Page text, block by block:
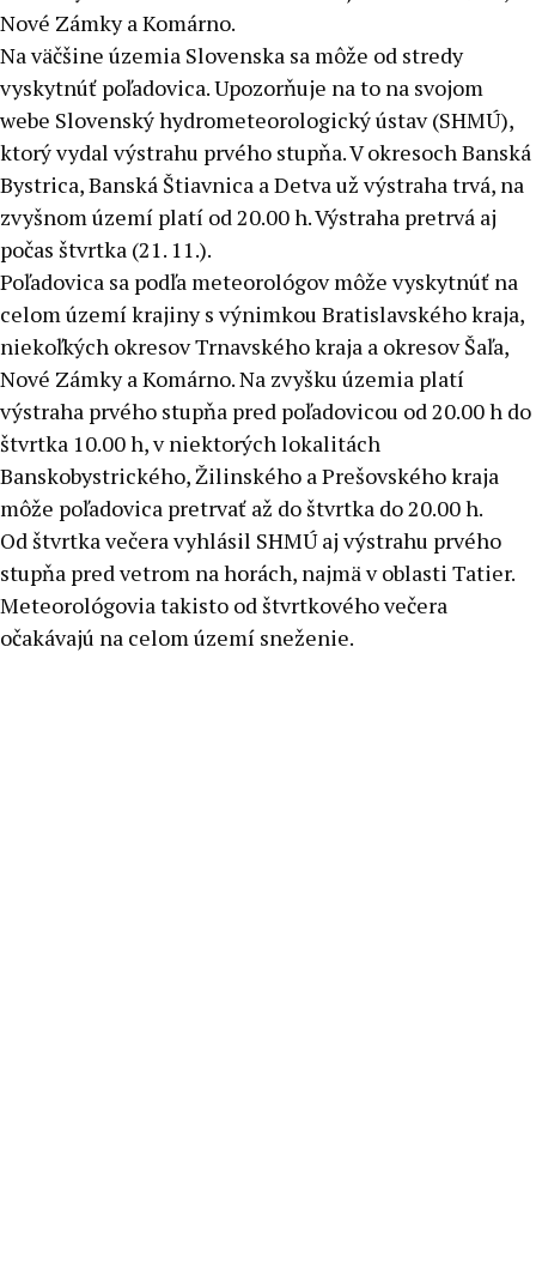
Nové Zámky a Komárno.
Na väčšine územia Slovenska sa môže od stredy
vyskytnúť poľadovica. Upozorňuje na to na svojom
webe Slovenský hydrometeorologický ústav (SHMÚ),
ktorý vydal výstrahu prvého stupňa. V okresoch Banská
Bystrica, Banská Štiavnica a Detva už výstraha trvá, na
zvyšnom území platí od 20.00 h. Výstraha pretrvá aj
počas štvrtka (21. 11.).
Poľadovica sa podľa meteorológov môže vyskytnúť na
celom území krajiny s výnimkou Bratislavského kraja,
niekoľkých okresov Trnavského kraja a okresov Šaľa,
Nové Zámky a Komárno. Na zvyšku územia platí
výstraha prvého stupňa pred poľadovicou od 20.00 h do
štvrtka 10.00 h, v niektorých lokalitách
Banskobystrického, Žilinského a Prešovského kraja
môže poľadovica pretrvať až do štvrtka do 20.00 h.
Od štvrtka večera vyhlásil SHMÚ aj výstrahu prvého
stupňa pred vetrom na horách, najmä v oblasti Tatier.
Meteorológovia takisto od štvrtkového večera
očakávajú na celom území sneženie.